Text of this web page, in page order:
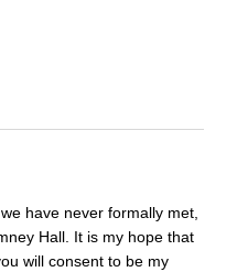
have never formally met,
Hall. It is my hope that
will consent to be my